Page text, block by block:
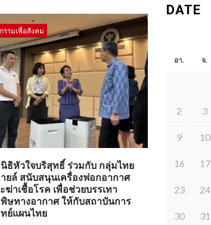
รรมเพื่อสังคม
ธิหัวใจบริสุทธิ์ ร่วมกับ กลุ่มไทย
ยล์ สนับสนุนเครื่องฟอกอากาศ
ฆ่าเชื้อโรค เพื่อช่วยบรรเทา
ษทางอากาศ ให้กับสถาบันการ
ย์แผนไทย
DATE
อา. จ.
2 3
9 10
16 17
23 24
30 31